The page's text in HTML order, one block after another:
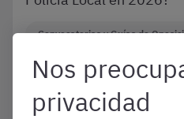
Convocatorias y Guías de
Varias oposiciones
Nos
privacidad